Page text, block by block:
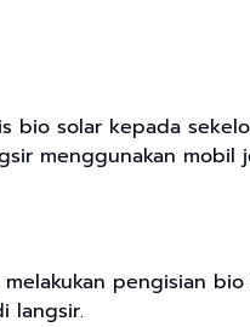
bio solar kepada
menggunakan
pengisian
langsir.